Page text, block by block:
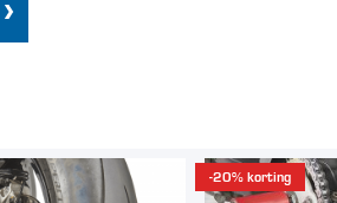
-20% korting